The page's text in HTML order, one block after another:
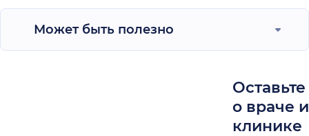
Может быть полезно
о враче
клинике